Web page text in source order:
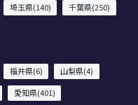
埼玉県(140)
千葉県(250)
福井県(6)
山梨県(4)
愛知県(401)